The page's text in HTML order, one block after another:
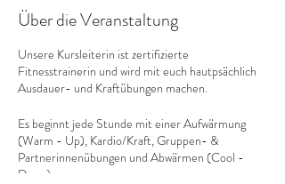
Über die Veranstaltung
Unsere Kursleiterin ist zertifizierte
Fitnesstrainerin und wird mit euch hautpsächlich
Ausdauer- und Kraftübungen machen.
Es beginnt jede Stunde mit einer Aufwärmung
(Warm - Up), Kardio/Kraft, Gruppen- &
Partnerinnenübungen und Abwärmen (Cool -
Down)